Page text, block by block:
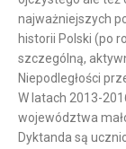
najważniejszych
historii Polski (po
szczególną,
Niepodległości
W latach 2013-
województwa
Dyktanda są